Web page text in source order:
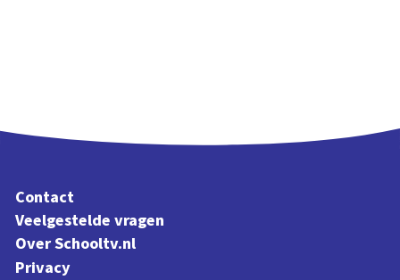
Contact
Veelgestelde vragen
Over Schooltv.nl
Privacy